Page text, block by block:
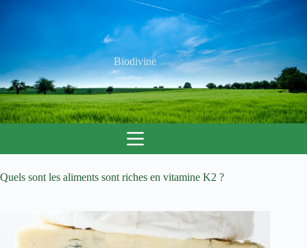
Biodivine
Quels sont les aliments sont riches en vitamine K2 ?